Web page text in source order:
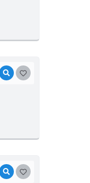
VISUALIZAR
VISUALIZAR